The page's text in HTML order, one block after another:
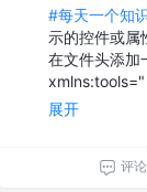
#每天一个知
示的控件或属
在文件头添加
xmlns:tools="
展开
评论